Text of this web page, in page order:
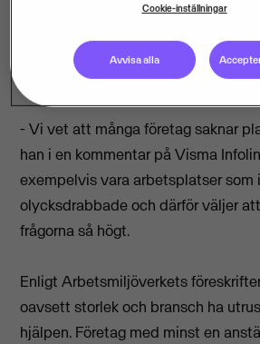
Ulf Strandberg, som är handläggare
Arbetsmiljöverket, är inte förvånad
- Vi vet att många företag saknar
han i en kommentar på Visma
exempelvis vara arbetsplatser som
olycksdrabbade och därför väljer
frågorna så högt.
Enligt Arbetsmiljöverkets
oavsett storlek och bransch ha
hjälpen. Företag med minst en
Cookie-inställningar
Avvisa alla